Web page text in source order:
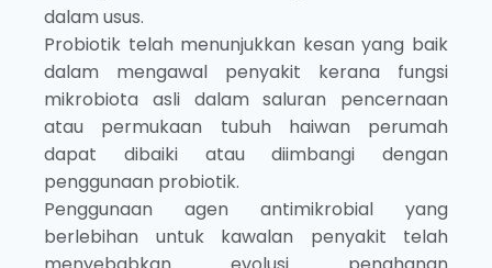
dalam usus.
Probiotik telah menunjukkan kesan yang baik
dalam mengawal penyakit kerana fungsi
mikrobiota asli dalam saluran pencernaan
atau permukaan tubuh haiwan perumah
dapat dibaiki atau diimbangi dengan
penggunaan probiotik.
Penggunaan agen antimikrobial yang
berlebihan untuk kawalan penyakit telah